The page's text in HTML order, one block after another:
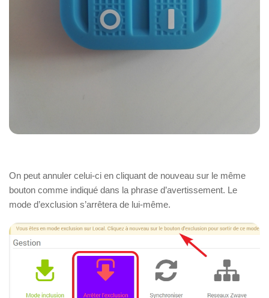
On peut annuler celui-ci en cliquant de nouveau sur le même
bouton comme indiqué dans la phrase d’avertissement. Le
mode d’exclusion s’arrêtera de lui-même.